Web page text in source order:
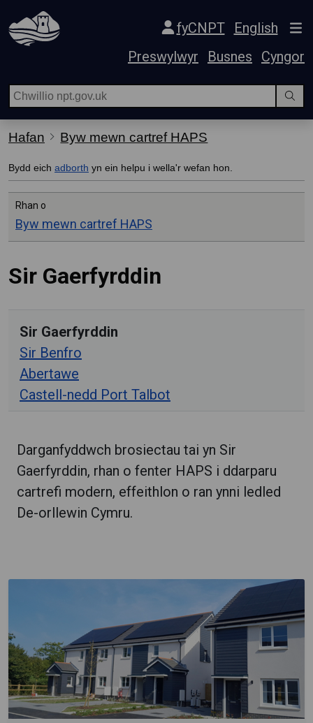
Hepgor gwe-lywio
fyCNPT
English
Preswylwyr
Busnes Cyngor
Hafan Byw mewn cartref HAPS
Bydd eich adborth yn ein helpu i wella'r wefan hon.
Rhan o
Byw mewn cartref HAPS
Sir Gaerfyrddin
Sir Gaerfyrddin
Sir Benfro
Abertawe
Castell-nedd Port Talbot
Darganfyddwch brosiectau tai yn Sir
Gaerfyrddin, rhan o fenter HAPS i ddarparu
cartrefi modern, effeithlon o ran ynni ledled
De-orllewin Cymru.